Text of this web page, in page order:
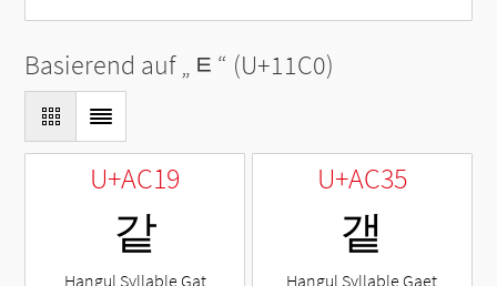
Basierend auf „ ᇀ “ (U+11C0)
U+AC19
같
Hangul Syllable Gat
U+AC35
갵
Hangul Syllable Gaet